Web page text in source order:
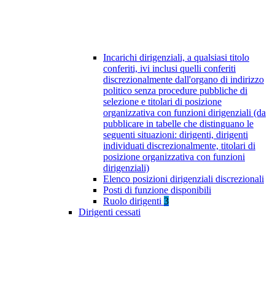
Incarichi dirigenziali, a qualsiasi titolo
conferiti, ivi inclusi quelli conferiti
discrezionalmente dall'organo di indirizzo
politico senza procedure pubbliche di
selezione e titolari di posizione
organizzativa con funzioni dirigenziali (da
pubblicare in tabelle che distinguano le
seguenti situazioni: dirigenti, dirigenti
individuati discrezionalmente, titolari di
posizione organizzativa con funzioni
dirigenziali)
Elenco posizioni dirigenziali discrezionali
Posti di funzione disponibili
Ruolo dirigenti 3
Dirigenti cessati